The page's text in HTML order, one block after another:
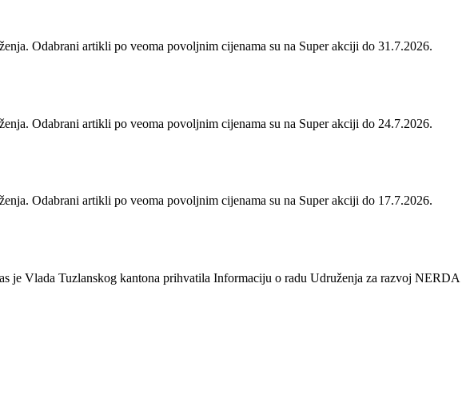
Odabrani artikli po veoma povoljnim cijenama su na Super akciji do 31.7.2026.
Odabrani artikli po veoma povoljnim cijenama su na Super akciji do 24.7.2026.
Odabrani artikli po veoma povoljnim cijenama su na Super akciji do 17.7.2026.
je Vlada Tuzlanskog kantona prihvatila Informaciju o radu Udruženja za razvoj NERDA